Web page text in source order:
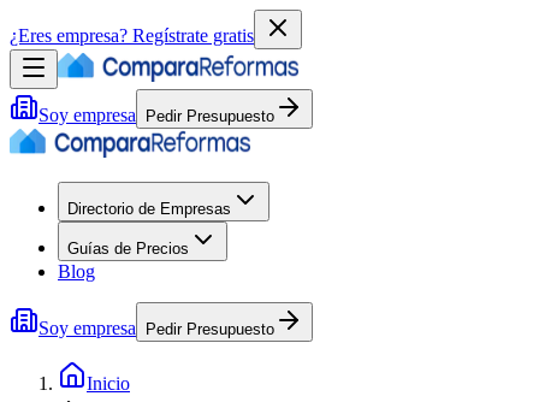
¿Eres empresa? Regístrate gratis
Soy empresa Pedir Presupuesto
Directorio de Empresas
Guías de Precios
Blog
Soy empresa Pedir Presupuesto
Inicio